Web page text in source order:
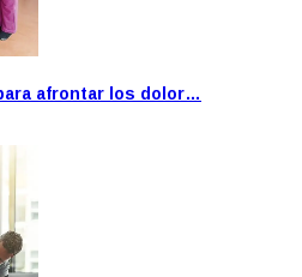
afrontar los dolor…